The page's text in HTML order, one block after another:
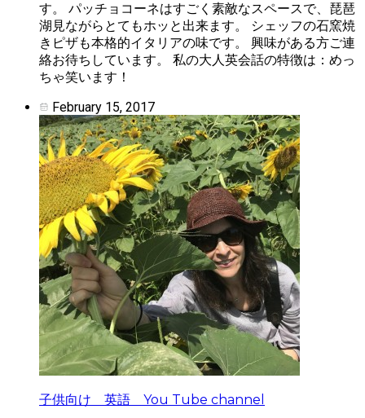
す。 パッチョコーネはすごく素敵なスペースで、琵琶
湖見ながらとてもホッと出来ます。 シェッフの石窯焼
きピザも本格的イタリアの味です。 興味がある方ご連
絡お待ちしています。 私の大人英会話の特徴は：めっ
ちゃ笑います！
February 15, 2017
子供向け 英語 You Tube channel